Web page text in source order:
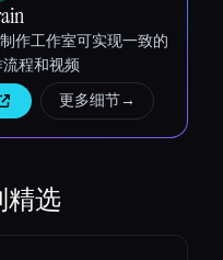
作工作室可实现一致的
程和视频
更多细节→
精选